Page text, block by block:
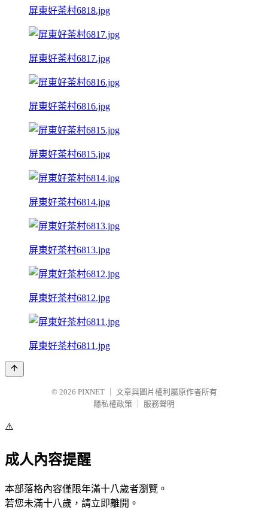
屏東好茶村6818.jpg
屏東好茶村6817.jpg
屏東好茶村6816.jpg
屏東好茶村6815.jpg
屏東好茶村6814.jpg
屏東好茶村6813.jpg
屏東好茶村6812.jpg
屏東好茶村6811.jpg
© 2026 PIXNET
文章與圖片權利屬原作者所有
隱私權政策
服務聲明
⚠️
成人內容提醒
本部落格內容僅限年滿十八歲者瀏覽。
若您未滿十八歲，請立即離開。